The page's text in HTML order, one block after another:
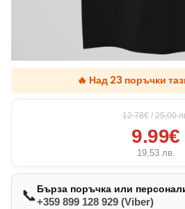
🔥 Над 23 поръчки
12.78€ / 25,00
9.99€
19,53 лв.
📞Бърза поръчка или
+359 899 128 929 (Viber)